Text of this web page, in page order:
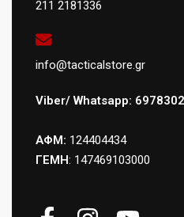
211 2181336
info@tacticalstore.gr
Viber/ Whatsapp:
ΑΦΜ: 124404434
ΓΕΜΗ: 147469103000